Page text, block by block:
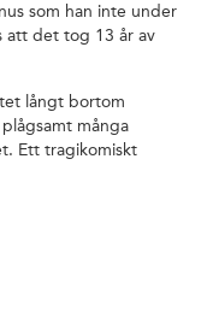
som han inte under
att det tog 13 år av
långt bortom
många
Ett tragikomiskt